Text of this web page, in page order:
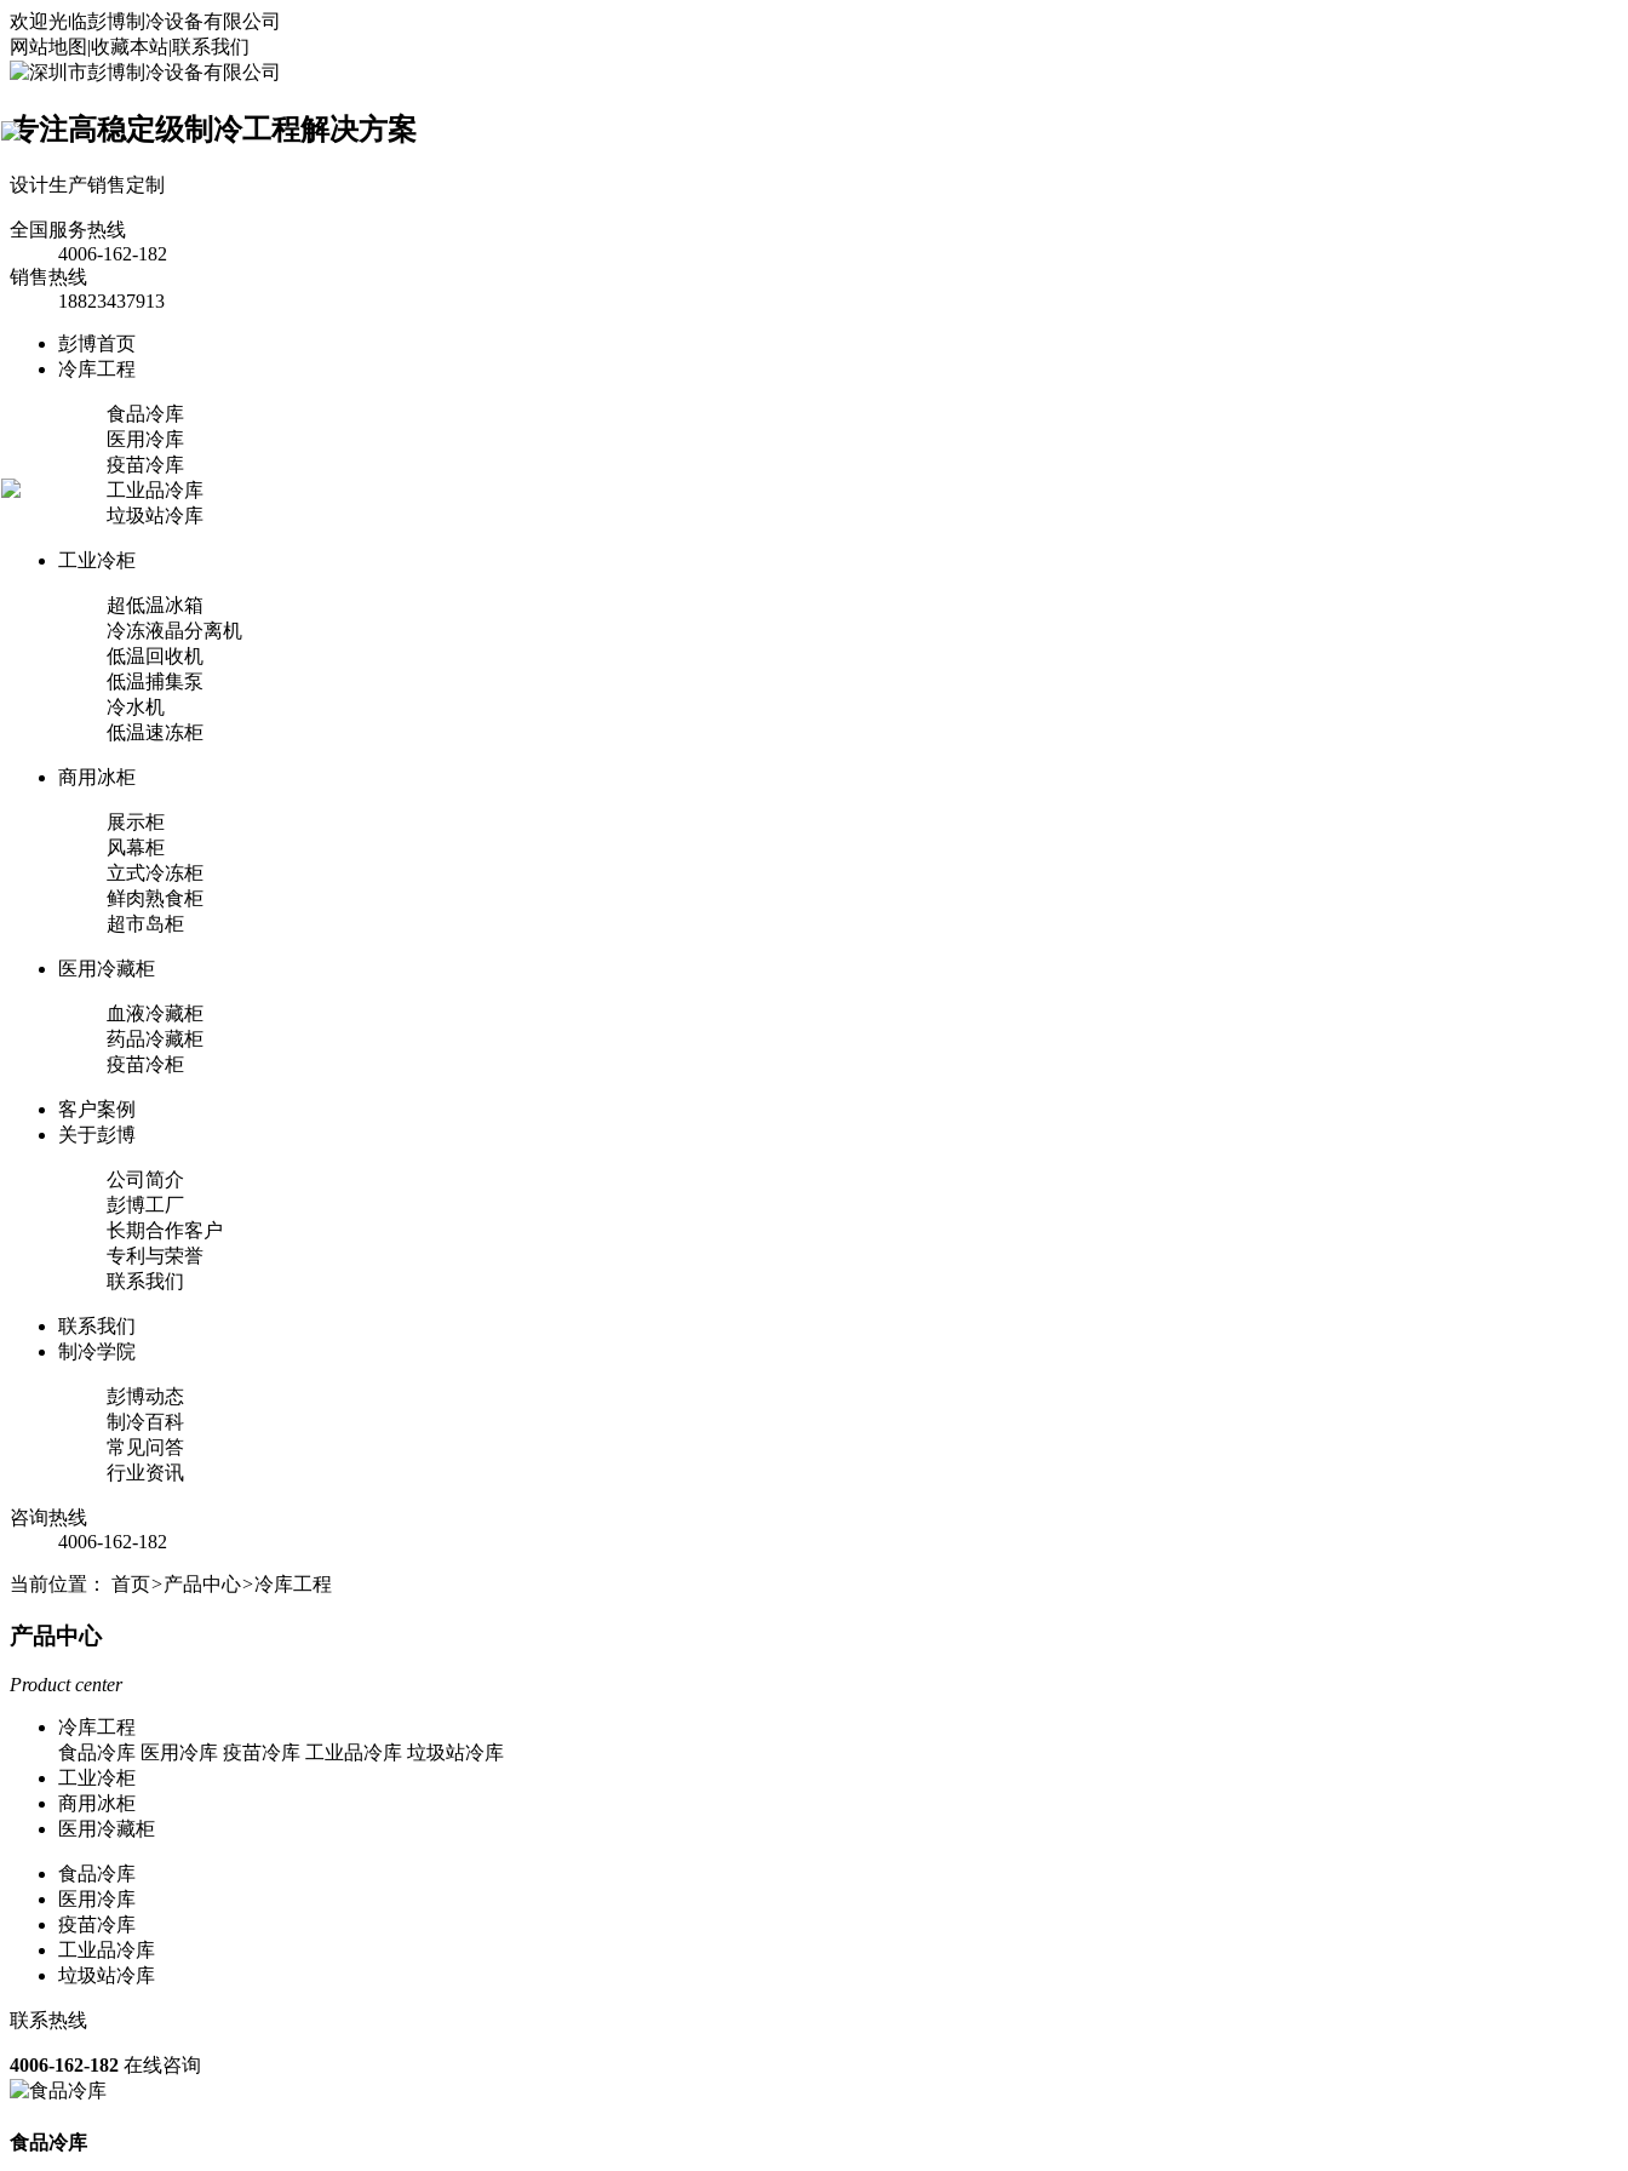
欢迎光临彭博制冷设备有限公司
网站地图|收藏本站|联系我们
专注高稳定级制冷工程解决方案
设计生产销售定制
全国服务热线
4006-162-182
销售热线
18823437913
彭博首页
冷库工程
食品冷库
医用冷库
疫苗冷库
工业品冷库
垃圾站冷库
工业冷柜
超低温冰箱
冷冻液晶分离机
低温回收机
低温捕集泵
冷水机
低温速冻柜
商用冰柜
展示柜
风幕柜
立式冷冻柜
鲜肉熟食柜
超市岛柜
医用冷藏柜
血液冷藏柜
药品冷藏柜
疫苗冷柜
客户案例
关于彭博
公司简介
彭博工厂
长期合作客户
专利与荣誉
联系我们
联系我们
制冷学院
彭博动态
制冷百科
常见问答
行业资讯
咨询热线
4006-162-182
当前位置： 首页>产品中心>冷库工程
产品中心
Product center
冷库工程
食品冷库 医用冷库 疫苗冷库 工业品冷库 垃圾站冷库
工业冷柜
商用冰柜
医用冷藏柜
食品冷库
医用冷库
疫苗冷库
工业品冷库
垃圾站冷库
联系热线
4006-162-182 在线咨询
食品冷库
×